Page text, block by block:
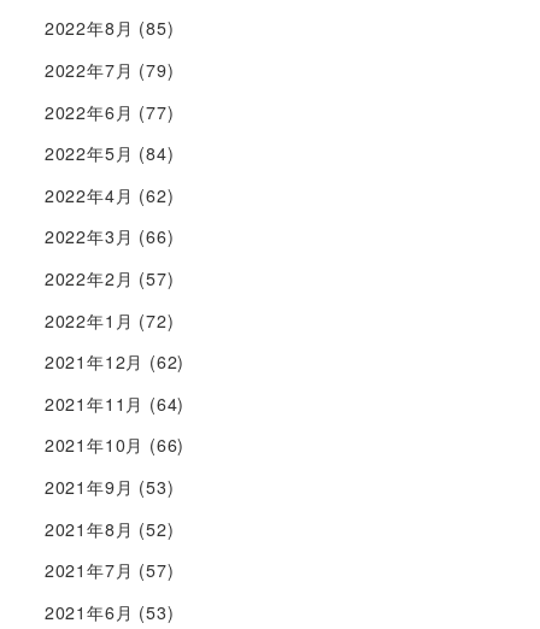
2022年8月 (85)
2022年7月 (79)
2022年6月 (77)
2022年5月 (84)
2022年4月 (62)
2022年3月 (66)
2022年2月 (57)
2022年1月 (72)
2021年12月 (62)
2021年11月 (64)
2021年10月 (66)
2021年9月 (53)
2021年8月 (52)
2021年7月 (57)
2021年6月 (53)